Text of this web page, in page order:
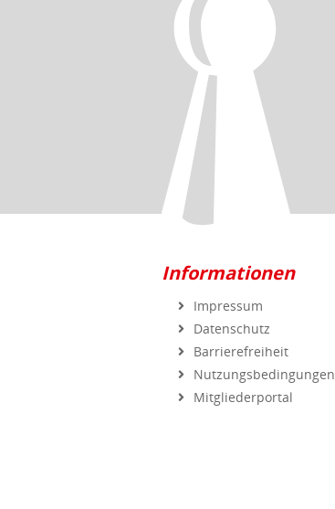
Informationen
Impressum
Datenschutz
Barrierefreiheit
Nutzungsbedingungen
Mitgliederportal